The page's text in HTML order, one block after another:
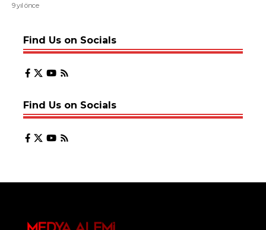
9 yıl önce
Find Us on Socials
Find Us on Socials